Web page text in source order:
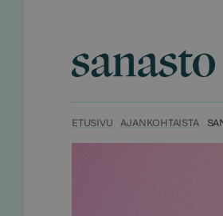
ETUSIVU AJANKOHTAISTA